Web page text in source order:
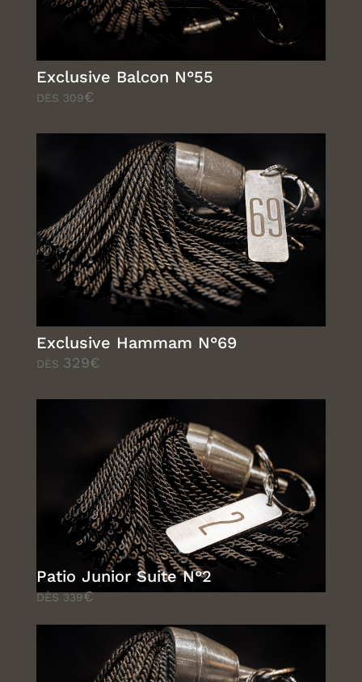
Exclusive Balcon N°55
DÈS 309€
Exclusive Hammam N°69
DÈS 329€
Patio Junior Suite N°2
DÈS 339€